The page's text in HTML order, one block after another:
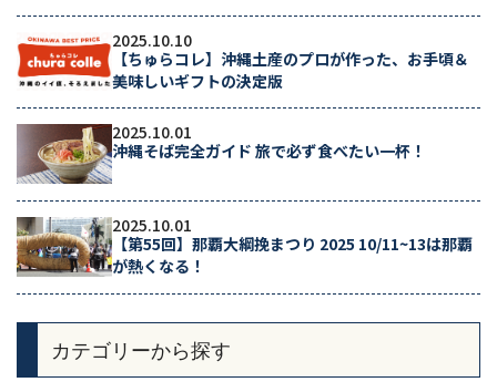
2025.10.10
【ちゅらコレ】沖縄土産のプロが作った、お手頃＆
美味しいギフトの決定版
2025.10.01
沖縄そば完全ガイド 旅で必ず食べたい一杯！
2025.10.01
【第55回】那覇大綱挽まつり 2025 10/11~13は那覇
が熱くなる！
カテゴリーから探す